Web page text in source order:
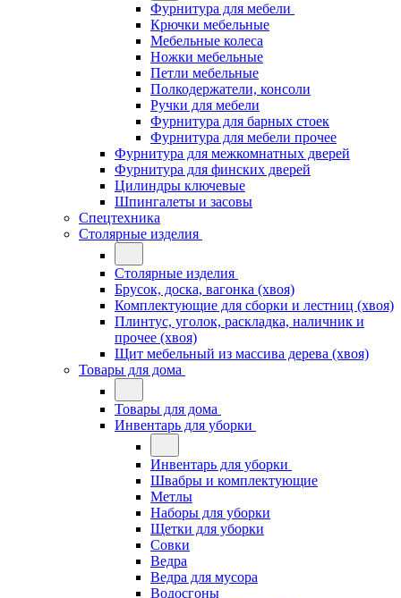
Фурнитура для мебели
Крючки мебельные
Мебельные колеса
Ножки мебельные
Петли мебельные
Полкодержатели, консоли
Ручки для мебели
Фурнитура для барных стоек
Фурнитура для мебели прочее
Фурнитура для межкомнатных дверей
Фурнитура для финских дверей
Цилиндры ключевые
Шпингалеты и засовы
Спецтехника
Столярные изделия
Столярные изделия
Брусок, доска, вагонка (хвоя)
Комплектующие для сборки и лестниц (хвоя)
Плинтус, уголок, раскладка, наличник и
прочее (хвоя)
Щит мебельный из массива дерева (хвоя)
Товары для дома
Товары для дома
Инвентарь для уборки
Инвентарь для уборки
Швабры и комплектующие
Метлы
Наборы для уборки
Щетки для уборки
Совки
Ведра
Ведра для мусора
Водосгоны